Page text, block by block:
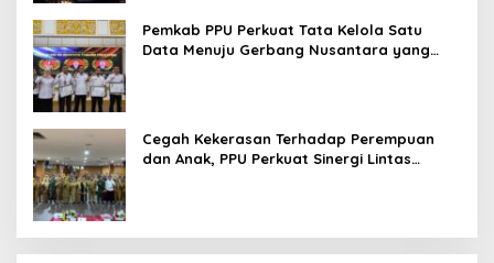
Pemkab PPU Perkuat Tata Kelola Satu
Data Menuju Gerbang Nusantara yang
Cegah Kekerasan Terhadap Perempuan
dan Anak, PPU Perkuat Sinergi Lintas